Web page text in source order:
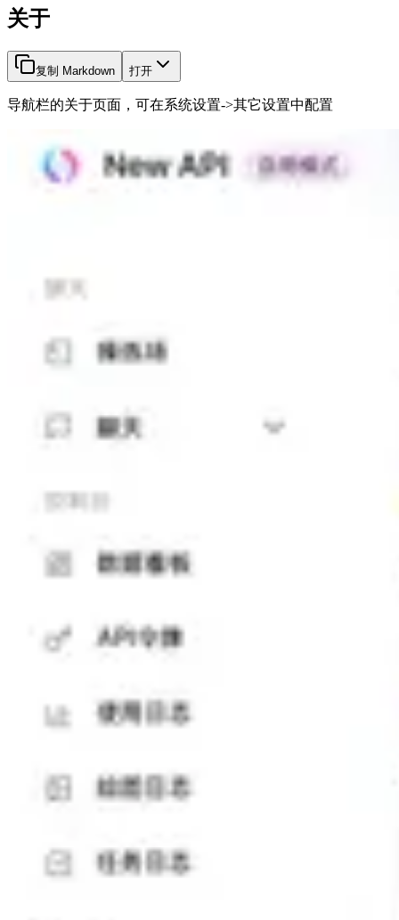
关于
复制 Markdown 打开
导航栏的关于页面，可在系统设置->其它设置中配置